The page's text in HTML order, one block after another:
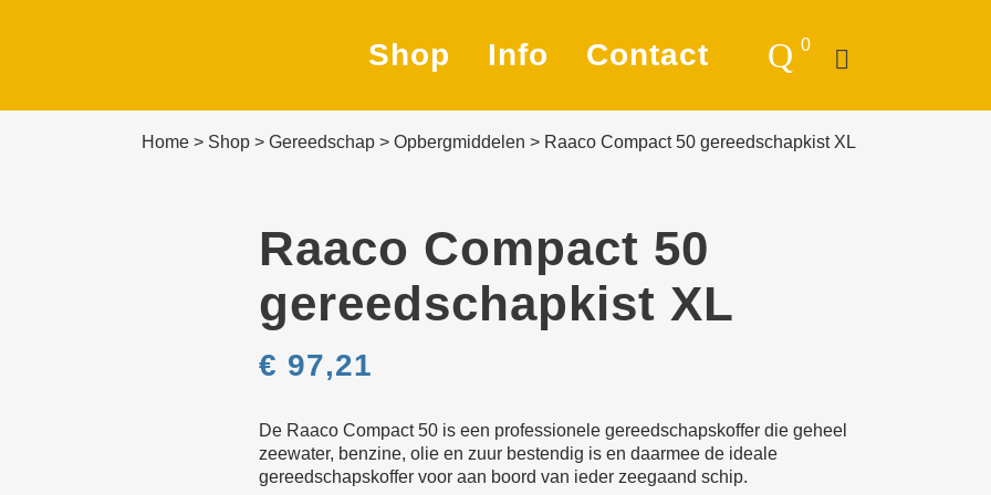
0
Shop
Verlichting
Afmeren & Ankeren
materialen
Elektra en
Info Contact
Home > Shop > Gereedschap > Opberg­middelen > Raaco Compact 50 gereedschapkist XL
Raaco Compact 50
gereedschapkist XL
€ 97,21
De Raaco Compact 50 is een professionele gereedschapskoffer die geheel
zeewater, benzine, olie en zuur bestendig is en daarmee de ideale
gereedschapskoffer voor aan boord van ieder zeegaand schip.